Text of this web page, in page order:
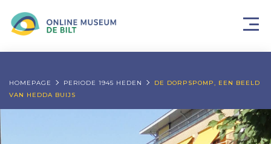
HOMEPAGE PERIODE 1945 HEDEN
DE DORPSPOMP, EEN BEELD
VAN HEDDA BUIJS